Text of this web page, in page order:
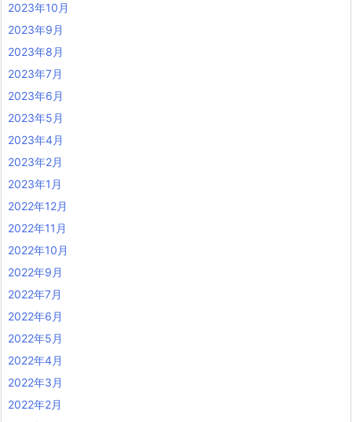
2023年10月
2023年9月
2023年8月
2023年7月
2023年6月
2023年5月
2023年4月
2023年2月
2023年1月
2022年12月
2022年11月
2022年10月
2022年9月
2022年7月
2022年6月
2022年5月
2022年4月
2022年3月
2022年2月